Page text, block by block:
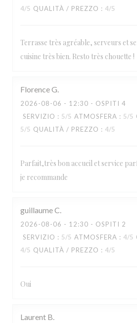
4/5 QUALITÀ / PREZZO : 4/5
Terrasse très agréable, serveurs et
cuisine très bien. Resto très chouette !
FlorenceG
2026-08-06 - 12:30 - OSPITI 4
SERVIZIO : 5/5 ATMOSFERA : 5/5
5/5 QUALITÀ / PREZZO : 4/5
Parfait,très bon accueil et service
je recommande
guillaumeC
2026-08-06 - 12:30 - OSPITI 2
SERVIZIO : 5/5 ATMOSFERA : 4/5
4/5 QUALITÀ / PREZZO : 4/5
Oui
Laurent B